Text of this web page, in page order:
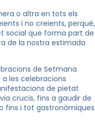
o altra en tots els
i no creients, perquè,
social que forma part de
de la nostra estimada
de Setmana
les celebracions
de pietat
crucis, fins a gaudir de
fins i tot gastronòmiques